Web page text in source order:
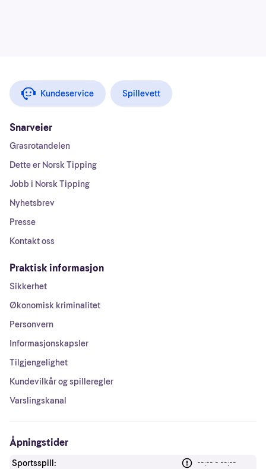
Kundeservice Spillevett
Snarveier
Grasrotandelen
Dette er Norsk Tipping
Jobb i Norsk Tipping
Nyhetsbrev
Presse
Kontakt oss
Praktisk informasjon
Sikkerhet
Økonomisk kriminalitet
Personvern
Informasjonskapsler
Tilgjengelighet
Kundevilkår og spilleregler
Varslingskanal
Åpningstider
Sportsspill: --:-- - --:--